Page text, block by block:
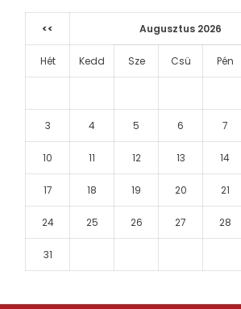
<< Augusztus 2026
Hét Kedd Sze Csü Pén
3 4 5 6 7
10 11 12 13 14
17 18 19 20 21
24 25 26 27 28
31